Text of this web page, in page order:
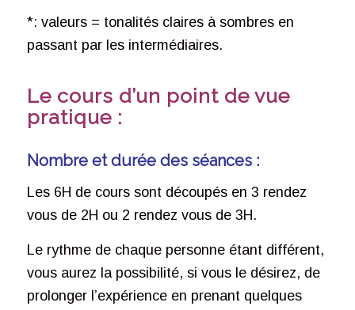
*: valeurs = tonalités claires à sombres en
passant par les intermédiaires.
Le cours d’un point de vue
pratique :
Nombre et durée des séances :
Les 6H de cours sont découpés en 3 rendez
vous de 2H ou 2 rendez vous de 3H.
Le rythme de chaque personne étant différent,
vous aurez la possibilité, si vous le désirez, de
prolonger l’expérience en prenant quelques